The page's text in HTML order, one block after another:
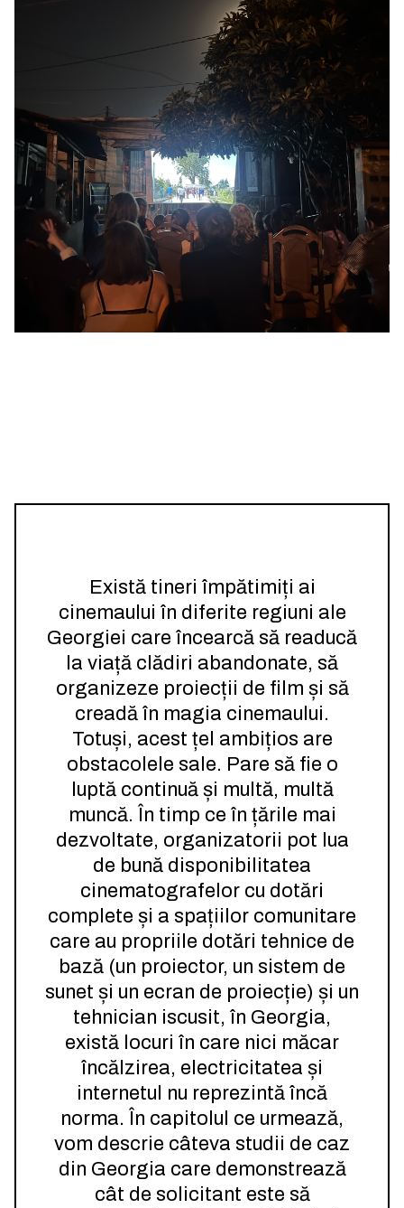
Există tineri împătimiți ai
cinemaului în diferite regiuni ale
Georgiei care încearcă să readucă
la viață clădiri abandonate, să
organizeze proiecții de film și să
creadă în magia cinemaului.
Totuși, acest țel ambițios are
obstacolele sale. Pare să fie o
luptă continuă și multă, multă
muncă. În timp ce în țările mai
dezvoltate, organizatorii pot lua
de bună disponibilitatea
cinematografelor cu dotări
complete și a spațiilor comunitare
care au propriile dotări tehnice de
bază (un proiector, un sistem de
sunet și un ecran de proiecție) și un
tehnician iscusit, în Georgia,
există locuri în care nici măcar
încălzirea, electricitatea și
internetul nu reprezintă încă
norma. În capitolul ce urmează,
vom descrie câteva studii de caz
din Georgia care demonstrează
cât de solicitant este să